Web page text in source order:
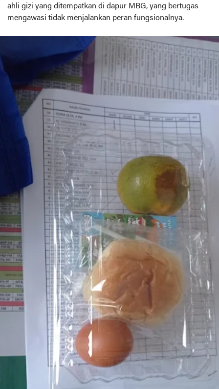
ahli gizi yang ditempatkan di dapur MBG, yang bertugas
mengawasi tidak menjalankan peran fungsionalnya.